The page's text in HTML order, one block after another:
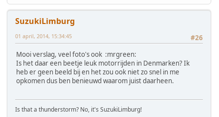
SuzukiLimburg
#26
01 april, 2014, 15:34:45
Mooi verslag, veel foto's ook :mrgreen:
Is het daar een beetje leuk motorrijden in Denmarken? Ik
heb er geen beeld bij en het zou ook niet zo snel in me
opkomen dus ben benieuwd waarom juist daarheen.
Is that a thunderstorm? No, it's SuzukiLimburg!